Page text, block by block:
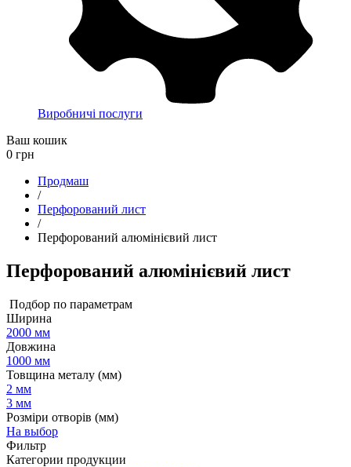
Виробничі послуги
Ваш кошик
0 грн
Продмаш
/
Перфорований лист
/
Перфорований алюмінієвий лист
Перфорований алюмінієвий лист
Подбор по параметрам
Ширина
2000 мм
Довжина
1000 мм
Товщина металу (мм)
2 мм
3 мм
Розміри отворів (мм)
На выбор
Фильтр
Категории продукции